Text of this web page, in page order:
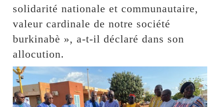
solidarité nationale et communautaire,
valeur cardinale de notre société
burkinabè », a-t-il déclaré dans son
allocution.